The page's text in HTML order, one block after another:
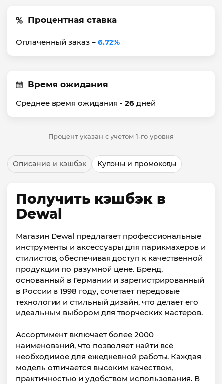
Процентная ставка
Оплаченный заказ – 6.72%
Время ожидания
Среднее время ожидания - 26 дней
Процент указан с учетом 1-го уровня
Описание и кэшбэк Купоны и промокоды
Получить кэшбэк в
Dewal
Магазин Dewal предлагает профессиональные
инструменты и аксессуары для парикмахеров и
стилистов, обеспечивая доступ к качественной
продукции по разумной цене. Бренд,
основанный в Германии и зарегистрированный
в России в 1998 году, сочетает передовые
технологии и стильный дизайн, что делает его
идеальным выбором для творческих мастеров.
Ассортимент включает более 2000
наименований, что позволяет найти всё
необходимое для ежедневной работы. Каждая
модель отличается высоким качеством,
практичностью и удобством использования. В